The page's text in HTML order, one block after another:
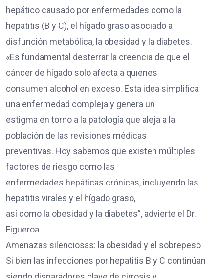
hepático causado por enfermedades como la
hepatitis (B y C), el hígado graso asociado a
disfunción metabólica, la obesidad y la diabetes.
«Es fundamental desterrar la creencia de que el
cáncer de hígado solo afecta a quienes
consumen alcohol en exceso. Esta idea simplifica
una enfermedad compleja y genera un
estigma en torno a la patología que aleja a la
población de las revisiones médicas
preventivas. Hoy sabemos que existen múltiples
factores de riesgo como las
enfermedades hepáticas crónicas, incluyendo las
hepatitis virales y el hígado graso,
así como la obesidad y la diabetes”, advierte el Dr.
Figueroa.
Amenazas silenciosas: la obesidad y el sobrepeso
Si bien las infecciones por hepatitis B y C continúan